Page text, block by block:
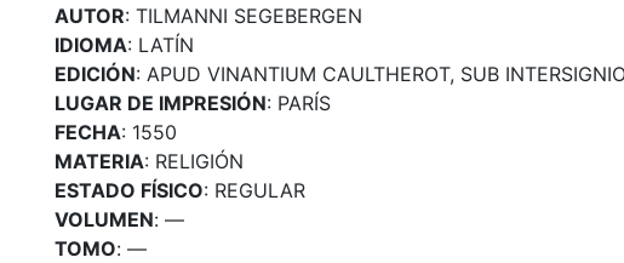
AUTOR: TILMANNI SEGEBERGEN
IDIOMA: LATÍN
EDICIÓN: APUD VINANTIUM CAULTHEROT, SUB
LUGAR DE IMPRESIÓN: PARÍS
FECHA: 1550
MATERIA: RELIGIÓN
ESTADO FÍSICO: REGULAR
VOLUMEN: —
TOMO: —